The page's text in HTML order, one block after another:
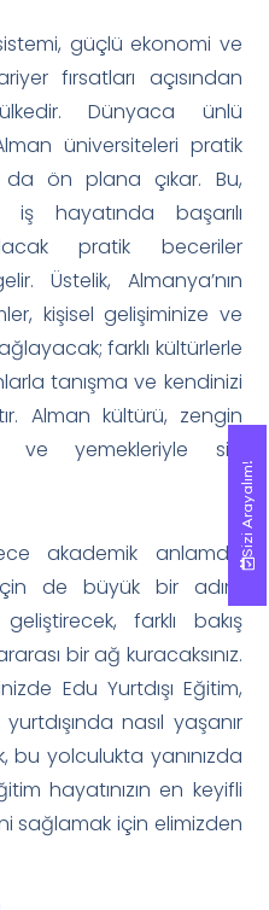
güçlü ekonomi ve
fırsatları açısından
Dünyaca ünlü
üniversiteleri pratik
da ön plana çıkar. Bu,
hayatında başarılı
pratik beceriler
Üstelik, Almanya’nın
kişisel gelişiminize ve
farklı kültürlerle
tanışma ve kendinizi
Alman kültürü, zengin
ve yemekleriyle sizi
akademik anlamda
de büyük bir adım
geliştirecek, farklı bakış
bir ağ kuracaksınız.
Edu Yurtdışı Eğitim,
nasıl yaşanır
bu yolculukta yanınızda
hayatınızın en keyifli
sağlamak için elimizden
Sizi Arayalım!
Sizi Arayalım!